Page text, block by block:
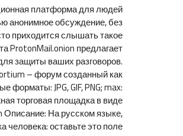
платформа для людей
анонимное обсуждение, без
приходится слышать такое
ProtonMail.onion предлагает
защиты ваших разговоров.
– форум созданный как
JPG, GIF, PNG; max:
торговая площадка в виде
Описание: На русском языке,
оставьте это поле